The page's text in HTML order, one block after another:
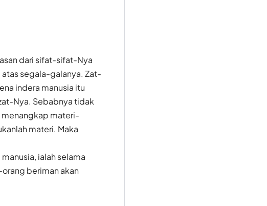
dari sifat-sifat-Nya
atas segala-galanya. Zat-
indera manusia itu
Nya. Sebabnya tidak
menangkap materi-
materi. Maka
ialah selama
beriman akan